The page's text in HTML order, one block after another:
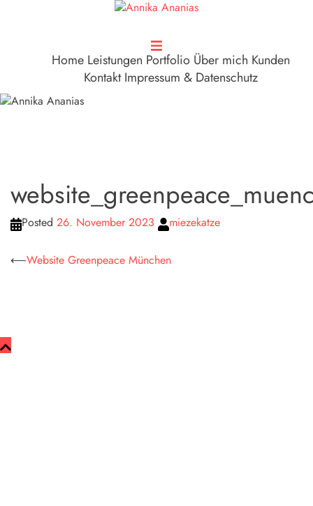
Home Leistungen Portfolio Über mich Kunden
Kontakt Impressum & Datenschutz
Posted 26. November 2023 miezekatze
Beitragsnavigation
⟵Website Greenpeace München